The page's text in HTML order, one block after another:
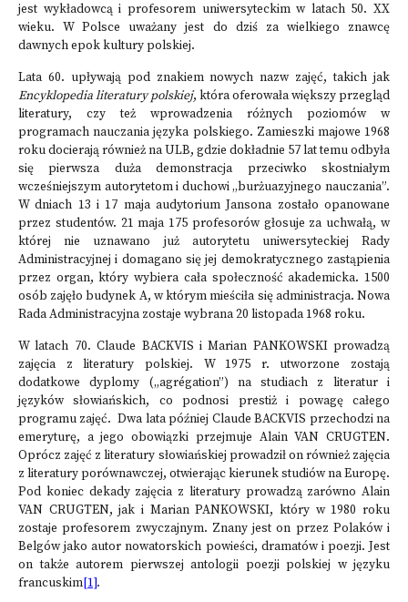
jest wykładowcą i profesorem uniwersyteckim w latach 50. XX
wieku. W Polsce uważany jest do dziś za wielkiego znawcę
dawnych epok kultury polskiej.
Lata 60. upływają pod znakiem nowych nazw zajęć, takich jak
Encyklopedia literatury polskiej, która oferowała większy przegląd
literatury, czy też wprowadzenia różnych poziomów w
programach nauczania języka polskiego. Zamieszki majowe 1968
roku docierają również na ULB, gdzie dokładnie 57 lat temu odbyła
się pierwsza duża demonstracja przeciwko skostniałym
wcześniejszym autorytetom i duchowi „burżuazyjnego nauczania”.
W dniach 13 i 17 maja audytorium Jansona zostało opanowane
przez studentów. 21 maja 175 profesorów głosuje za uchwałą, w
której nie uznawano już autorytetu uniwersyteckiej Rady
Administracyjnej i domagano się jej demokratycznego zastąpienia
przez organ, który wybiera cała społeczność akademicka. 1500
osób zajęło budynek A, w którym mieściła się administracja. Nowa
Rada Administracyjna zostaje wybrana 20 listopada 1968 roku.
W latach 70. Claude BACKVIS i Marian PANKOWSKI prowadzą
zajęcia z literatury polskiej. W 1975 r. utworzone zostają
dodatkowe dyplomy („agrégation”) na studiach z literatur i
języków słowiańskich, co podnosi prestiż i powagę całego
programu zajęć. Dwa lata później Claude BACKVIS przechodzi na
emeryturę, a jego obowiązki przejmuje Alain VAN CRUGTEN.
Oprócz zajęć z literatury słowiańskiej prowadził on również zajęcia
z literatury porównawczej, otwierając kierunek studiów na Europę.
Pod koniec dekady zajęcia z literatury prowadzą zarówno Alain
VAN CRUGTEN, jak i Marian PANKOWSKI, który w 1980 roku
zostaje profesorem zwyczajnym. Znany jest on przez Polaków i
Belgów jako autor nowatorskich powieści, dramatów i poezji. Jest
on także autorem pierwszej antologii poezji polskiej w języku
francuskim[1].